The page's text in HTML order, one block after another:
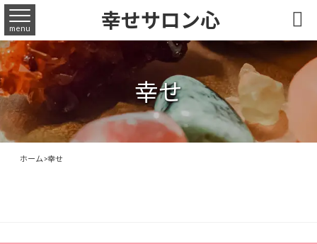
幸せサロン心
menu 
幸せ
ホーム>幸せ